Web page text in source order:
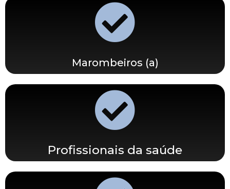
Marombeiros (a)
Profissionais da saúde